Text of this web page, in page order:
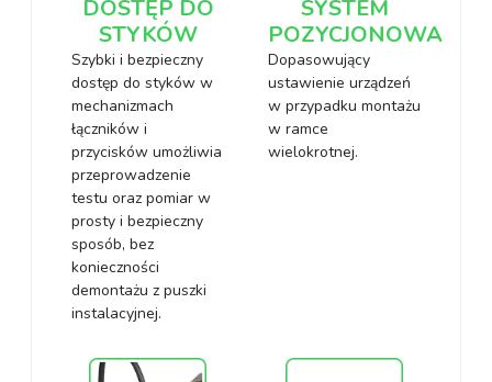
DOSTĘP DO
STYKÓW
Szybki i bezpieczny
dostęp do styków w
mechanizmach
łączników i
przycisków umożliwia
przeprowadzenie
testu oraz pomiar w
prosty i bezpieczny
sposób, bez
konieczności
demontażu z puszki
instalacyjnej.
SYSTEM
POZYCJONOWANIA
Dopasowujący
ustawienie urządzeń
w przypadku montażu
w ramce
wielokrotnej.